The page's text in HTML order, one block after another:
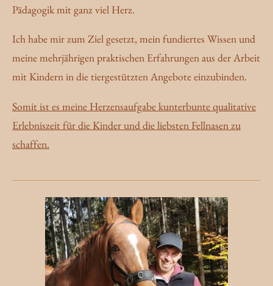
Pädagogik mit ganz viel Herz.
Ich habe mir zum Ziel gesetzt, mein fundiertes Wissen und
meine mehrjährigen praktischen Erfahrungen aus der Arbeit
mit Kindern in die tiergestützten Angebote einzubinden.
Somit ist es meine Herzensaufgabe kunterbunte qualitative
Erlebniszeit für die Kinder und die liebsten Fellnasen zu
schaffen.